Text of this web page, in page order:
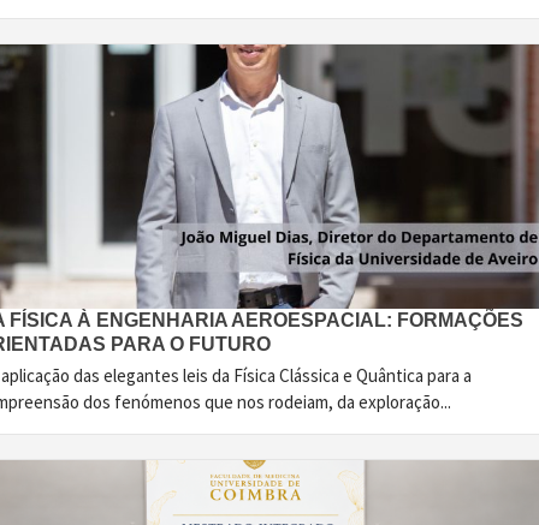
FÍSICA À ENGENHARIA AEROESPACIAL: FORMAÇÕES
PARA O FUTURO
das elegantes leis da Física Clássica e Quântica para a
dos fenómenos que nos rodeiam, da exploração...